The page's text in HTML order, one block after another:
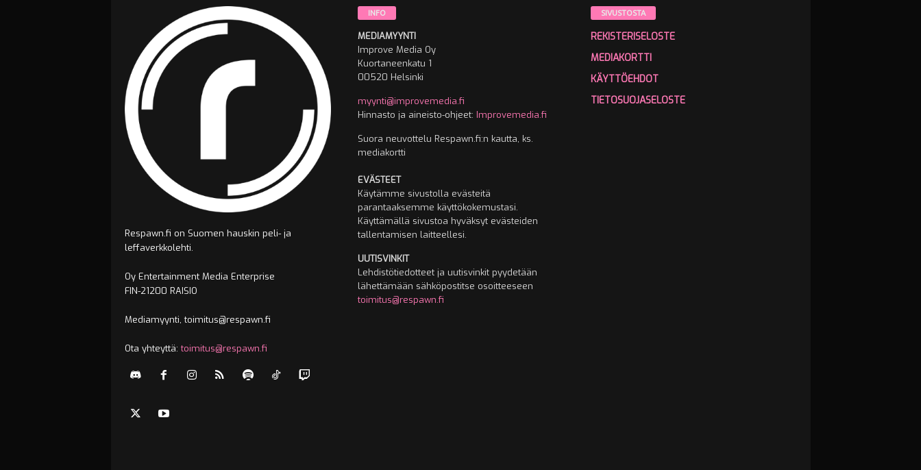
Respawn.fi on Suomen hauskin peli- ja
leffaverkkolehti.
Oy Entertainment Media Enterprise
FIN-21200 RAISIO
Mediamyynti, toimitus@respawn.fi
Ota yhteyttä:toimitus@respawn.fi
INFO
MEDIAMYYNTI
Improve Media Oy
Kuortaneenkatu 1
00520 Helsinki
myynti@improvemedia.fi
Hinnasto ja aineisto-ohjeet: Improvemedia.fi
Suora neuvottelu Respawn.fi:n kautta, ks.
mediakortti
EVÄSTEET
Käytämme sivustolla evästeitä
parantaaksemme käyttökokemustasi.
Käyttämällä sivustoa hyväksyt evästeiden
tallentamisen laitteellesi.
UUTISVINKIT
Lehdistötiedotteet ja uutisvinkit pyydetään
lähettämään sähköpostitse osoitteeseen
toimitus@respawn.fi
SIVUSTOSTA
REKISTERISELOSTE
MEDIAKORTTI
KÄYTTÖEHDOT
TIETOSUOJASELOSTE